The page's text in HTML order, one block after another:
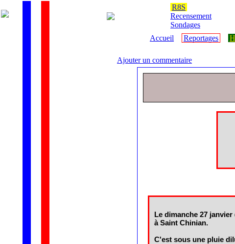
R8S
Recensement
Sondages
Accueil Reportages
Ajouter un commentaire
Le dimanche 27
à Saint Chinian.
C'est sous une pluie